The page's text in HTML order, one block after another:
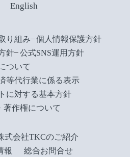
English
り組み
個人情報保護方針
針
公式SNS運用方針
ついて
等代行業に係る表示
に対する基本方針
著作権について
式会社TKCのご紹介
報 総合お問合せ